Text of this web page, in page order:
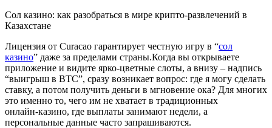
Сол казино: как разобраться в мире крипто‑развлечений в
Казахстане
Лицензия от Curacao гарантирует честную игру в “сол
казино” даже за пределами страны.Когда вы открываете
приложение и видите ярко‑цветные слоты, а внизу – надпись
“выигрыш в BTC”, сразу возникает вопрос: где я могу сделать
ставку, а потом получить деньги в мгновение ока? Для многих
это именно то, чего им не хватает в традиционных
онлайн‑казино, где выплаты занимают недели, а
персональные данные часто запрашиваются.